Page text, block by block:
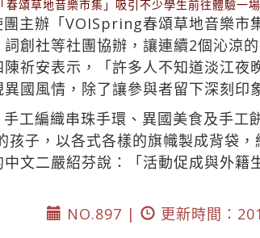
頌草地音樂市集」吸引不少學生前往體驗一
團主辦「VOISpring春頌草地音樂
創社等社團協辦，讓連續2個沁涼
祈安表示，「許多人不知道淡江夜
國風情，除了讓參與者留下深刻印
工編織串珠手環、異國美食及手
子，以各式各樣的旗幟製成背袋
文二嚴紹芬說：「活動促成與外籍
NO.897 |
更新時間：